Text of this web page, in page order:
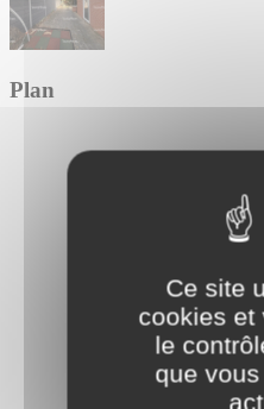
Ce site
cookies et
le
que
Plan